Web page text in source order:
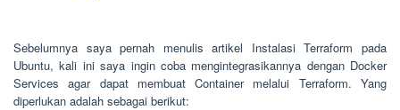
Sebelumnya saya pernah menulis artikel Instalasi Terraform pada
Ubuntu, kali ini saya ingin coba mengintegrasikannya dengan Docker
Services agar dapat membuat Container melalui Terraform. Yang
diperlukan adalah sebagai berikut: